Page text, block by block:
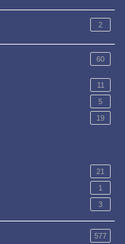
2
60
11
5
19
21
1
3
577